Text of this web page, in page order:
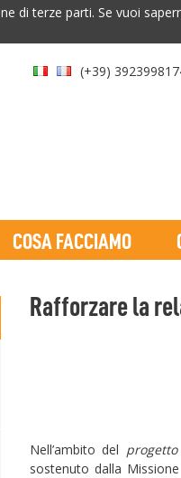
di terze parti. Se vuoi
(+39)
COSA FACCIAMO
Rafforzare la
Nell’ambito del progetto
sostenuto dalla